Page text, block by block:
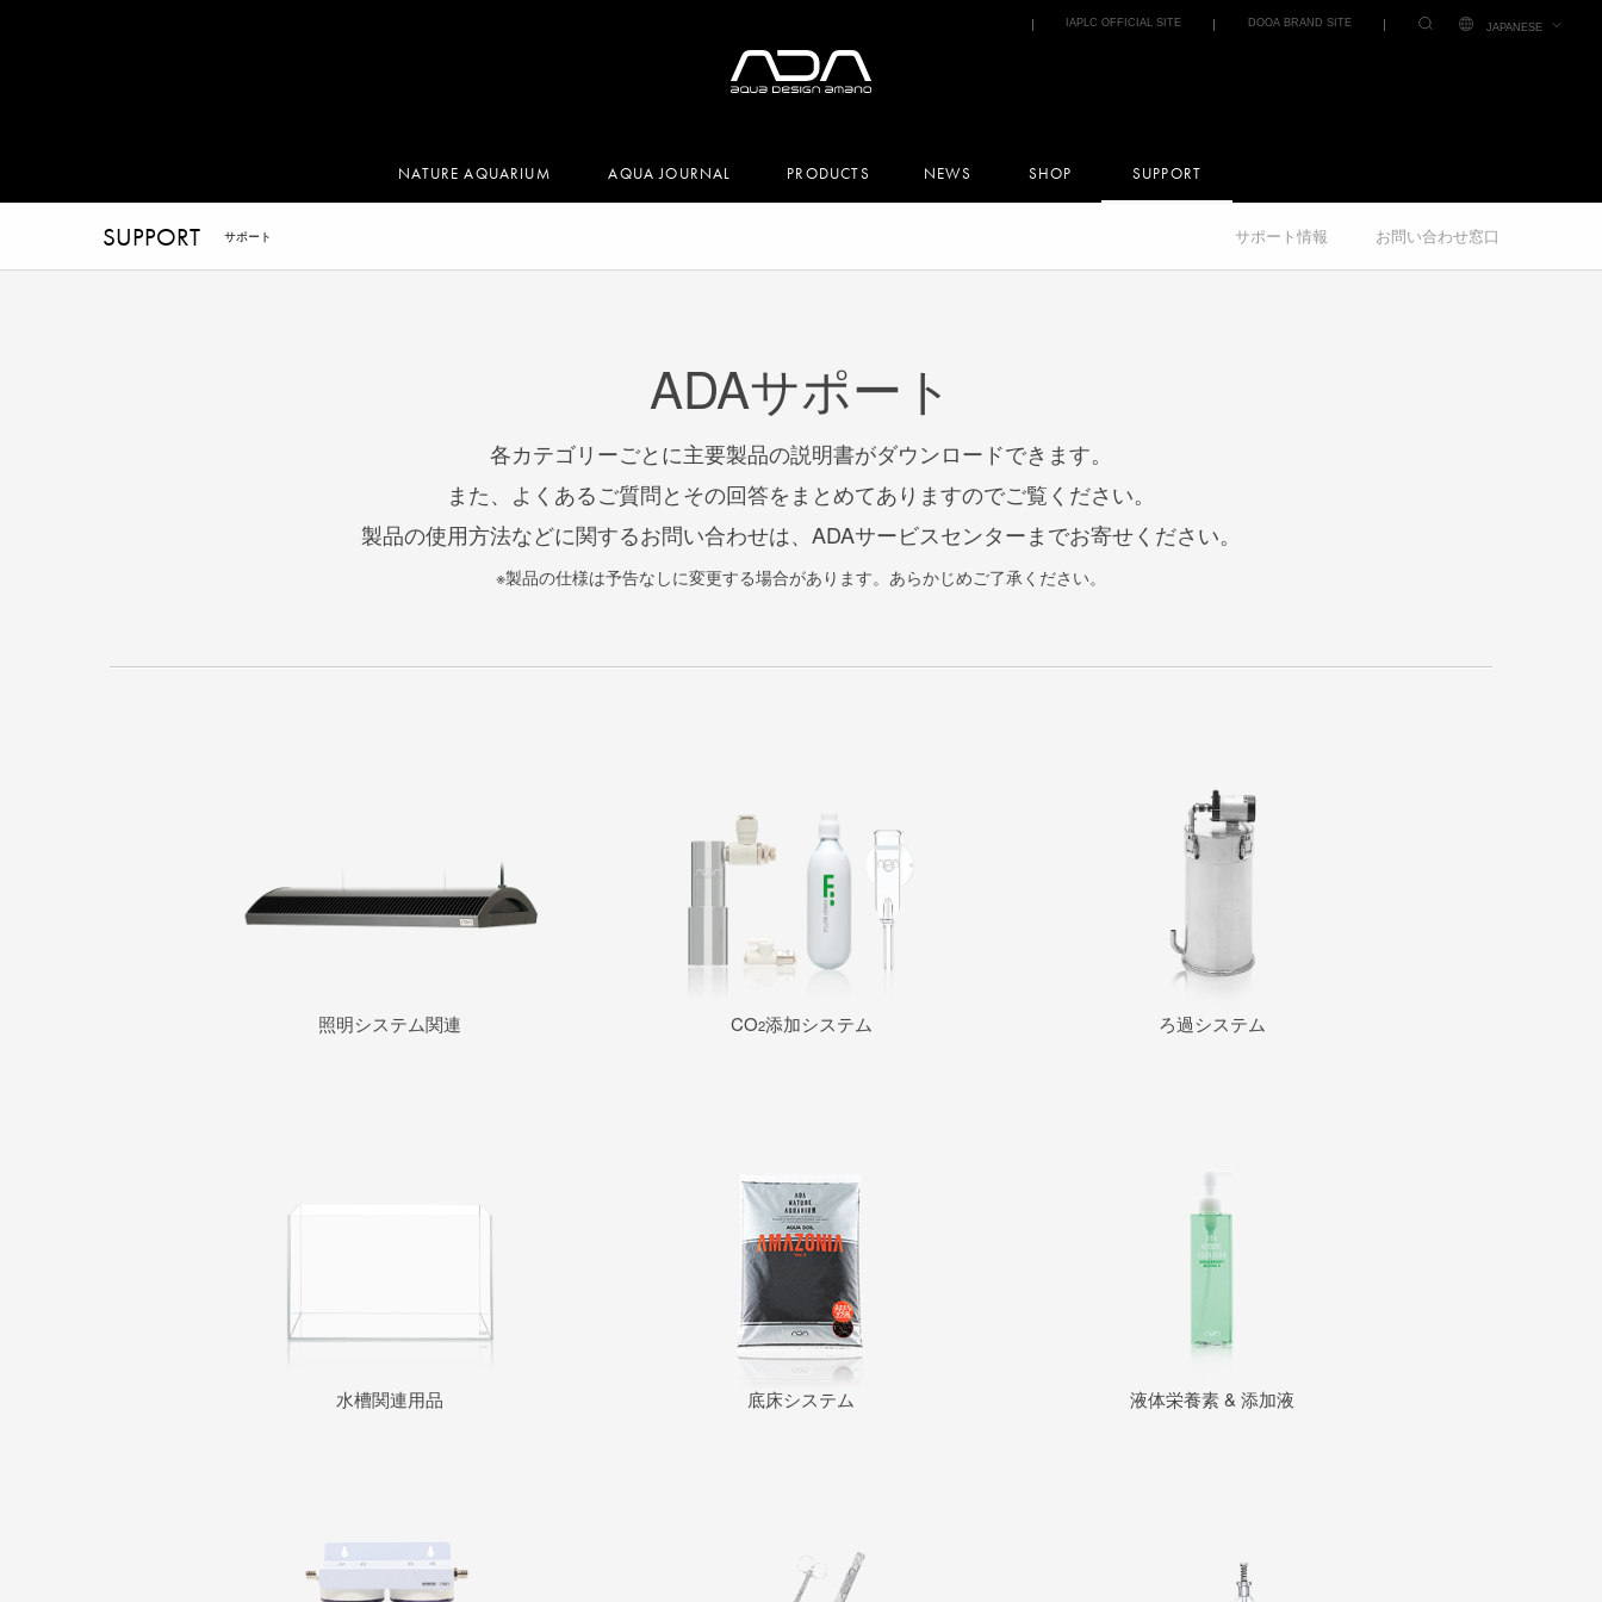
IAPLC OFFICIAL SITE DOOA BRAND SITE JAPANESE
NATURE AQUARIUM AQUA JOURNAL PRODUCTS NEWS SHOP SUPPORT
SUPPORT サポート サポート情報 お問い合わせ窓口
ADAサポート
各カテゴリーごとに主要製品の説明書がダウンロードできます。
また、よくあるご質問とその回答をまとめてありますのでご覧ください。
製品の使用方法などに関するお問い合わせは、ADAサービスセンターまでお寄せください。
※製品の仕様は予告なしに変更する場合があります。あらかじめご了承ください。
照明システム関連 CO2添加システム ろ過システム
水槽関連用品 底床システム 液体栄養素 & 添加液